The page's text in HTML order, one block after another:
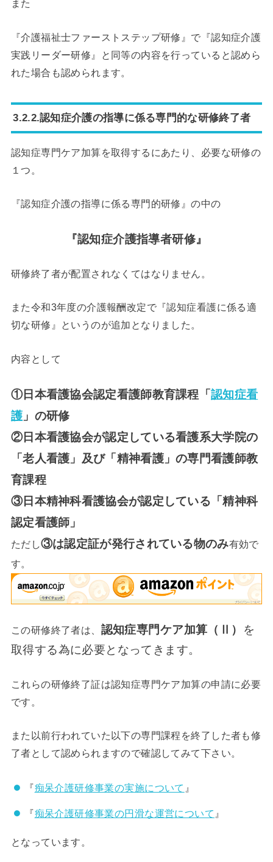
また
『介護福祉士ファーストステップ研修』で『認知症介護
実践リーダー研修 』と同等の内容を行っていると認めら
れた場合も認められます。
3.2.2.認知症介護の指導に係る専門的な研修終了者
認知症専門ケア加算を取得するにあたり、必要な研修の
１つ。
『認知症介護の指導に係る専門的研修』の中の
『認知症介護指導者研修』
研修終了者が配置されなくてはなりません。
また令和3年度の介護報酬改定で『認知症看護に係る適
切な研修』というのが追加となりました。
内容として
①日本看護協会認定看護師教育課程「認知症看
護 」の研修
②日本看護協会が認定している看護系大学院の
「老人看護」及び「精神看護」の専門看護師教
育課程
③日本精神科看護協会が認定している「精神科
認定看護師」
ただし③は認定証が発行されている物のみ有効で
す。
この研修終了者は、 認知症専門ケア加算（Ⅱ）
を
取得する為に必要となってきます。
これらの研修終了証は認知症専門ケア加算の申請に必要
です。
また以前行われていた以下の専門課程を終了した者も修
了者として認められますので確認してみて下さい。
『痴呆介護研修事業の実施について 』
『痴呆介護研修事業の円滑な運営について 』
となっています。